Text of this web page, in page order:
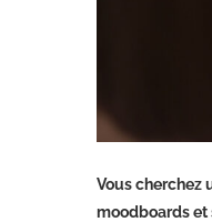
Vous cherchez
moodboards et